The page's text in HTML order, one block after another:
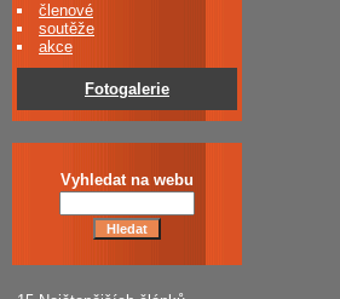
členové
soutěže
akce
Fotogalerie
Vyhledat na webu